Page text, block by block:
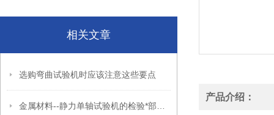
相关文章
选购弯曲试验机时应该注意这些要点
产品介绍：